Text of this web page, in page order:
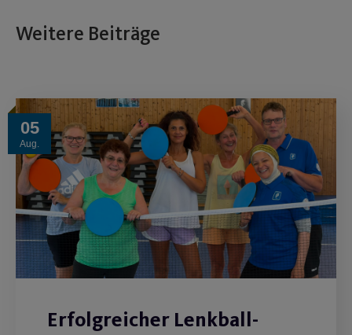
Weitere Beiträge
05
Aug.
Erfolgreicher Lenkball-